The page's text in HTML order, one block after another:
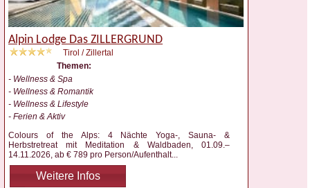
Alpin Lodge Das ZILLERGRUND
Tirol / Zillertal
Themen:
- Wellness & Spa
- Wellness & Romantik
- Wellness & Lifestyle
- Ferien & Aktiv
Colours of the Alps: 4 Nächte Yoga-, Sauna- &
Herbstretreat mit Meditation & Waldbaden, 01.09.–
14.11.2026, ab € 789 pro Person/Aufenthalt...
Weitere Infos